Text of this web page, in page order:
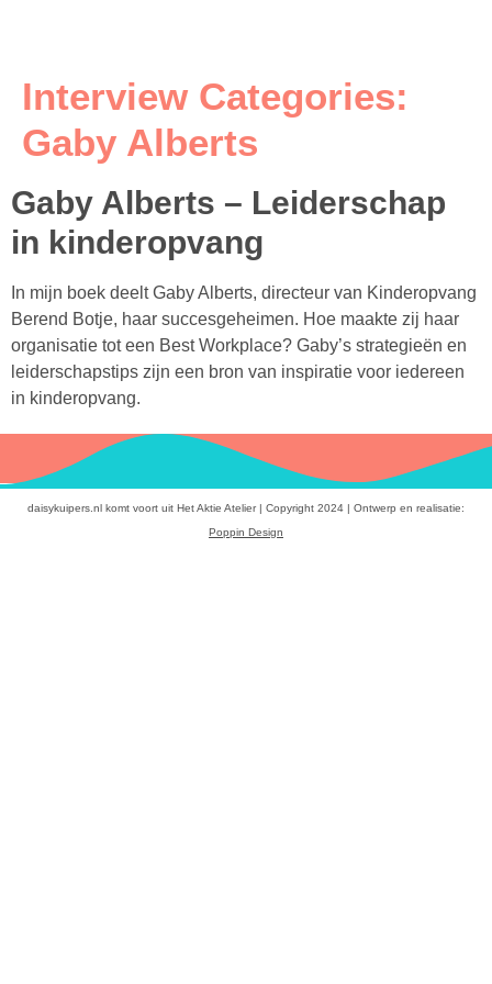
Interview Categories:
Gaby Alberts
Gaby Alberts – Leiderschap
in kinderopvang
In mijn boek deelt Gaby Alberts, directeur van Kinderopvang
Berend Botje, haar succesgeheimen. Hoe maakte zij haar
organisatie tot een Best Workplace? Gaby’s strategieën en
leiderschapstips zijn een bron van inspiratie voor iedereen
in kinderopvang.
daisykuipers.nl komt voort uit Het Aktie Atelier | Copyright 2024 | Ontwerp en realisatie:
Poppin Design